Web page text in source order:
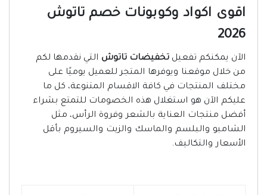
اقوى اكواد وكوبونات خصم تاتوش
2026
الآن يمكنكم تفعيل تخفيضات تاتوش التي نقدمها لكم
من خلال موقعنا ويوفرها المتجر للعميل يوميًا على
مختلف المنتجات في كافة الاقسام المتنوعة، كل ما
عليكم الآن هو استغلال هذه الخصومات للتمتع بشراء
أفضل منتجات العناية بالشعر وفروة الرأس، مثل
الشامبو والبلسم والماسك والزيت والسيروم بأقل
الأسعار والتكاليف.